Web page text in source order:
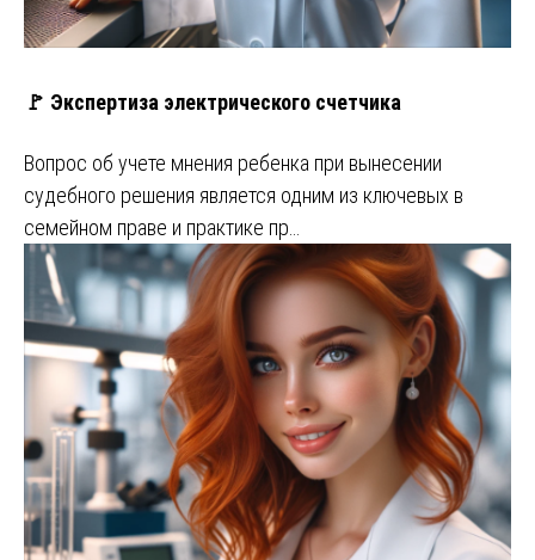
🚩 Экспертиза электрического счетчика
Вопрос об учете мнения ребенка при вынесении
судебного решения является одним из ключевых в
семейном праве и практике пр…